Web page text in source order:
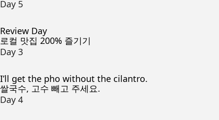
Day 5
Review Day
로컬 맛집 200% 즐기기
Day 3
I’ll get the pho without the cilantro.
쌀국수, 고수 빼고 주세요.
Day 4